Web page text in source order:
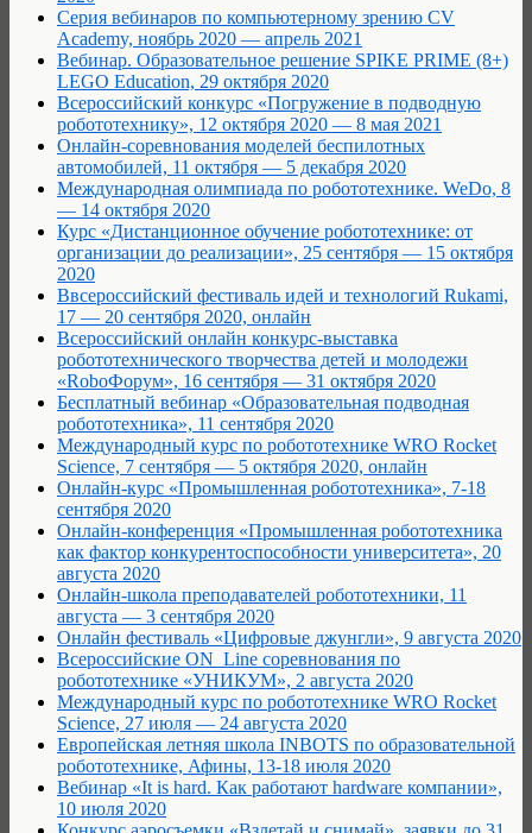
Серия вебинаров по компьютерному зрению CV
Academy, ноябрь 2020 — апрель 2021
Вебинар. Образовательное решение SPIKE PRIME (8+)
LEGO Education, 29 октября 2020
Всероссийский конкурс «Погружение в подводную
робототехнику», 12 октября 2020 — 8 мая 2021
Онлайн-соревнования моделей беспилотных
автомобилей, 11 октября — 5 декабря 2020
Международная олимпиада по робототехнике. WeDo, 8
— 14 октября 2020
Курс «Дистанционное обучение робототехнике: от
организации до реализации», 25 сентября — 15 октября
2020
Ввсероссийский фестиваль идей и технологий Rukami,
17 — 20 сентября 2020, онлайн
Всероссийский онлайн конкурс-выставка
робототехнического творчества детей и молодежи
«RoboФорум», 16 сентября — 31 октября 2020
Бесплатный вебинар «Образовательная подводная
робототехника», 11 сентября 2020
Международный курс по робототехнике WRO Rocket
Science, 7 сентября — 5 октября 2020, онлайн
Онлайн-курс «Промышленная робототехника», 7-18
сентября 2020
Онлайн-конференция «Промышленная робототехника
как фактор конкурентоспособности университета», 20
августа 2020
Онлайн-школа преподавателей робототехники, 11
августа — 3 сентября 2020
Онлайн фестиваль «Цифровые джунгли», 9 августа 2020
Всероссийские ON_Line соревнования по
робототехнике «УНИКУМ», 2 августа 2020
Международный курс по робототехнике WRO Rocket
Science, 27 июля — 24 августа 2020
Европейская летняя школа INBOTS по образовательной
робототехнике, Афины, 13-18 июля 2020
Вебинар «It is hard. Как работают hardware компании»,
10 июля 2020